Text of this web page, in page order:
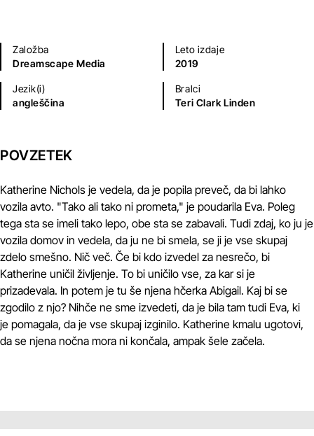
Založba
Dreamscape Media
Leto izdaje
2019
Jezik(i)
angleščina
Bralci
Teri Clark Linden
POVZETEK
Katherine Nichols je vedela, da je popila preveč, da bi lahko
vozila avto. "Tako ali tako ni prometa," je poudarila Eva. Poleg
tega sta se imeli tako lepo, obe sta se zabavali. Tudi zdaj, ko ju je
vozila domov in vedela, da ju ne bi smela, se ji je vse skupaj
zdelo smešno. Nič več. Če bi kdo izvedel za nesrečo, bi
Katherine uničil življenje. To bi uničilo vse, za kar si je
prizadevala. In potem je tu še njena hčerka Abigail. Kaj bi se
zgodilo z njo? Nihče ne sme izvedeti, da je bila tam tudi Eva, ki
je pomagala, da je vse skupaj izginilo. Katherine kmalu ugotovi,
da se njena nočna mora ni končala, ampak šele začela.